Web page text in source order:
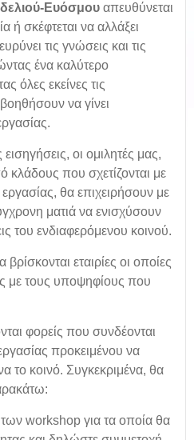
Ευόσμου απευθύνεται
ή σκέφτεται να αλλάξει
τις γνώσεις και τις
ένα καλύτερο
όλες εκείνες τις
να γίνει
οι ομιλητές μας,
κλάδους που σχετίζονται με
θα επιχειρήσουν με
ματιά να ενισχύσουν
του ενδιαφερόμενου κοινού.
εταιρίες οι οποίες
με τους υποψηφίους που
φορείς που συνδέονται
προκειμένου να
το κοινό. Συγκεκριμένα, θα
workshop για τα οποία θα